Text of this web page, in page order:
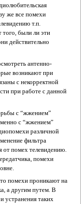
же все помехи
т.п.
того, были ли эти
действительно
антенно-
возникают при
с некорректной
при работе с данной
с “жжением”
с “жжением”
различной
фильтра
от помех телевидению.
помехи
помехи проникают на
а другим путем. В
устранения таких